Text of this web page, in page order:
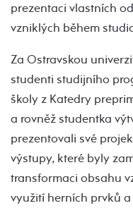
prezentaci vlastních
vzniklých během
Za Ostravskou
studenti studijního
školy z Katedry
a rovněž studentka
prezentovali své
výstupy, které byly
transformaci obsahu
využití herních prvků